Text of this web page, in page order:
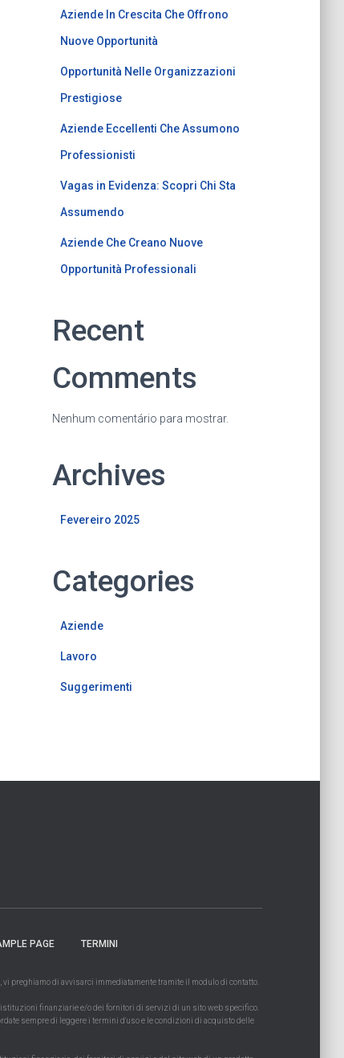
Aziende In Crescita Che Offrono
Nuove Opportunità
Opportunità Nelle Organizzazioni
Prestigiose
Aziende Eccellenti Che Assumono
Professionisti
Vagas in Evidenza: Scopri Chi Sta
Assumendo
Aziende Che Creano Nuove
Opportunità Professionali
Recent
Comments
Nenhum comentário para mostrar.
Archives
Fevereiro 2025
Categories
Aziende
Lavoro
Suggerimenti
PAGE TERMINI
preghiamo di avvisarci immediatamente tramite il modulo di contatto.
finanziarie e/o dei fornitori di servizi di un sito web specifico.
sempre di leggere i termini d'uso e le condizioni di acquisto delle